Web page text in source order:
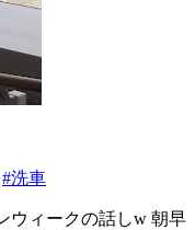
#洗車
ウィークの話しw 朝早